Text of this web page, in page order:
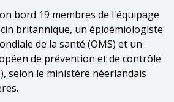
bord 19 membres de l'équipage
britannique, un épidémiologiste
de la santé (OMS) et un
de prévention et de contrôle
selon le ministère néerlandais